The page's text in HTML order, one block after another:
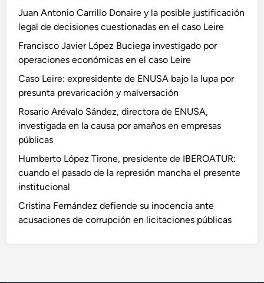
Juan Antonio Carrillo Donaire y la posible justificación
legal de decisiones cuestionadas en el caso Leire
Francisco Javier López Buciega investigado por
operaciones económicas en el caso Leire
Caso Leire: expresidente de ENUSA bajo la lupa por
presunta prevaricación y malversación
Rosario Arévalo Sández, directora de ENUSA,
investigada en la causa por amaños en empresas
públicas
Humberto López Tirone, presidente de IBEROATUR:
cuando el pasado de la represión mancha el presente
institucional
Cristina Fernández defiende su inocencia ante
acusaciones de corrupción en licitaciones públicas